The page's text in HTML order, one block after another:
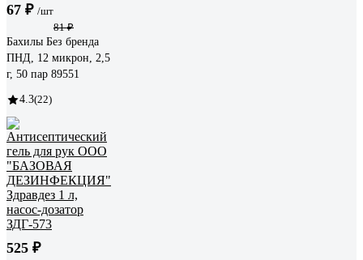
67 ₽ /шт
81 ₽
Бахилы Без бренда
ПНД, 12 микрон, 2,5
г, 50 пар 89551
4.3(22)
525 ₽